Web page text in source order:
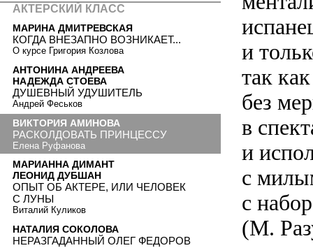
и
так
без
в
и
с
с
(М.
АКТЕРСКИЙ КЛАСС
МАРИНА ДМИТРЕВСКАЯ
КОГДА ВНЕЗАПНО ВОЗНИКАЕТ...
О курсе Григория Козлова
АНТОНИНА АНДРЕЕВА
НАДЕЖДА СТОЕВА
ДУШЕВНЫЙ УДУШИТЕЛЬ
Андрей Феськов
ВИКТОРИЯ АМИНОВА
РАСКОЛДОВАТЬ ПРИНЦЕССУ
Елена Руфанова
МАРИАННА ДИМАНТ
ЛЕОНИД ДУБШАН
ОПЫТ ОБ АКТЕРЕ, ИЛИ ЧЕЛОВЕК
С ЛУНЫ
Виталий Куликов
НАТАЛИЯ СОКОЛОВА
НЕРАЗГАДАННЫЙ ОЛЕГ ФЕДОРОВ